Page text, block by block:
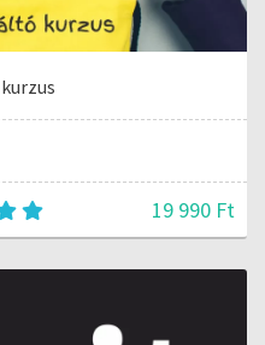
19 990 Ft